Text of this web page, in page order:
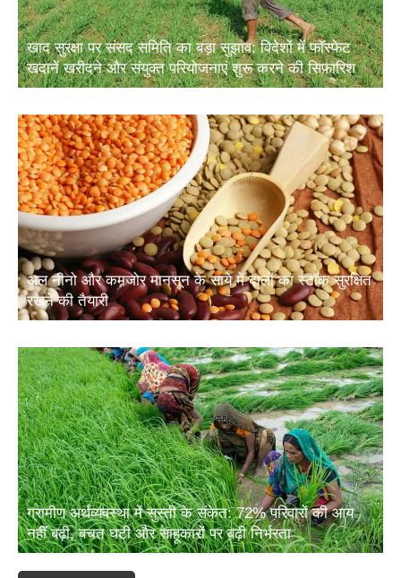
खाद सुरक्षा पर संसद समिति का बड़ा सुझाव: विदेशों में फॉस्फेट
खदानें खरीदने और संयुक्त परियोजनाएं शुरू करने की सिफारिश
अल नीनो और कमजोर मानसून के साये में दालों का स्टॉक सुरक्षित
रखने की तैयारी
ग्रामीण अर्थव्यवस्था में सुस्ती के संकेत: 72% परिवारों की आय
नहीं बढ़ी, बचत घटी और साहूकारों पर बढ़ी निर्भरता